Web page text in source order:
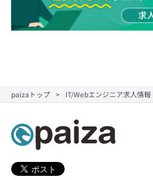
paizaトップ IT/Webエンジニア求人情報